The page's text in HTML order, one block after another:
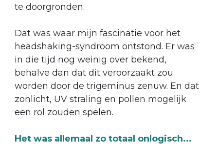
te doorgronden.
Dat was waar mijn fascinatie voor het
headshaking-syndroom ontstond. Er was
in die tijd nog weinig over bekend,
behalve dan dat dit veroorzaakt zou
worden door de trigeminus zenuw. En dat
zonlicht, UV straling en pollen mogelijk
een rol zouden spelen.
Het was allemaal zo totaal onlogisch...